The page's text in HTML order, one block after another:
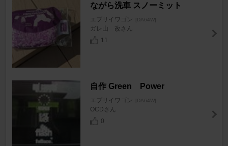
ながら洗車 スノーミット
エブリイワゴン [DA64W]
ガレ山 改さん
11
自作 Green Power
エブリイワゴン [DA64W]
OCDさん
0